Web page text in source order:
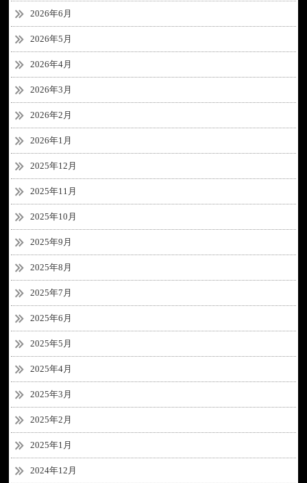
2026年6月
2026年5月
2026年4月
2026年3月
2026年2月
2026年1月
2025年12月
2025年11月
2025年10月
2025年9月
2025年8月
2025年7月
2025年6月
2025年5月
2025年4月
2025年3月
2025年2月
2025年1月
2024年12月